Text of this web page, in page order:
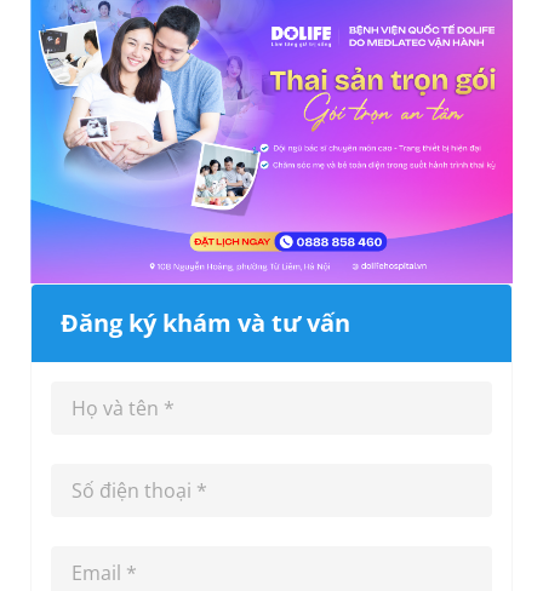
Đăng ký khám và tư vấn